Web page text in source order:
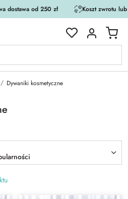
dostawa od 250 zł Koszt zwrotu
Dywaniki kosmetyczne